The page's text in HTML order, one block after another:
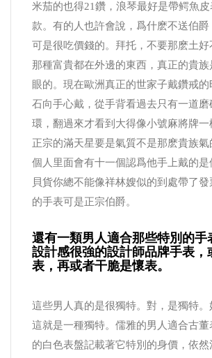
米茄的也得21鑽，浪琴最好是帶鳄魚
款。有的人也許會說，爲什麽不送伯爵
可是很吃價錢的。拜托，不要那麽土好
那種富貴都在外邊的東西，真正的貴族
眼的。現在歐洲真正的世家子戴鑽戒
石向手心戴，從手背看過去只有一道磨
環，翻過來才看到大得像小號麻將牌
正宗的滿天星要是氣質不是那麽貴族
個人里面會有十一個認爲他手上戴的是
貝貨你總不能像祥林嫂似的到處帶了
的手表可是正宗伯爵。
還有一類男人適合那些特別的手
設計感很強的設計師品牌手表，
表，再或者干脆是懷表。
這些男人真的是很獨特。對，是獨特。
這就是一種獨特。儒雅的男人適合古
的白色表盤記載著它特別的身價，依然